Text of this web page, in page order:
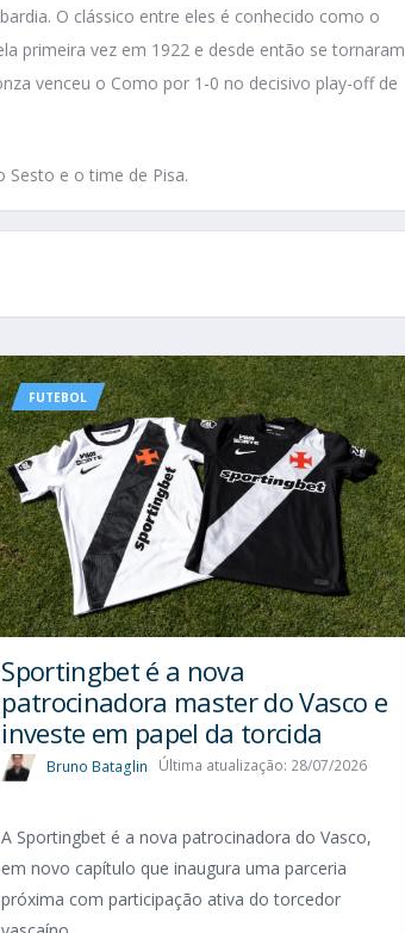
O clássico entre eles é conhecido como o
primeira vez em 1922 e desde então se tornaram
venceu o Como por 1-0 no decisivo play-off de
e o time de Pisa.
FUTEBOL
Sportingbet é a nova
patrocinadora master do Vasco e
investe em papel da torcida
Bruno Bataglin Última atualização: 28/07/2026
A Sportingbet é a nova patrocinadora do Vasco,
em novo capítulo que inaugura uma parceria
próxima com participação ativa do torcedor